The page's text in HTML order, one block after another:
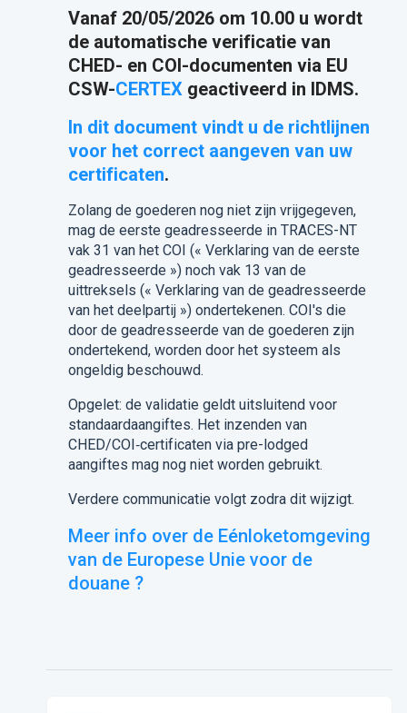
Vanaf 20/05/2026 om 10.00 u wordt
de automatische verificatie van
CHED- en COI-documenten via EU
CSW-CERTEXgeactiveerd in IDMS.
In dit document vindt u de richtlijnen
voor het correct aangeven van uw
certificaten.
Zolang de goederen nog niet zijn vrijgegeven,
mag de eerste geadresseerde in TRACES-NT
vak 31 van het COI (« Verklaring van de eerste
geadresseerde ») noch vak 13 van de
uittreksels (« Verklaring van de geadresseerde
van het deelpartij ») ondertekenen. COI's die
door de geadresseerde van de goederen zijn
ondertekend, worden door het systeem als
ongeldig beschouwd.
Opgelet: de validatie geldt uitsluitend voor
standaardaangiftes. Het inzenden van
CHED/COI‑certificaten via pre-lodged
aangiftes mag nog niet worden gebruikt.
Verdere communicatie volgt zodra dit wijzigt.
Meer info over de Eénloketomgeving
van de Europese Unie voor de
douane ?